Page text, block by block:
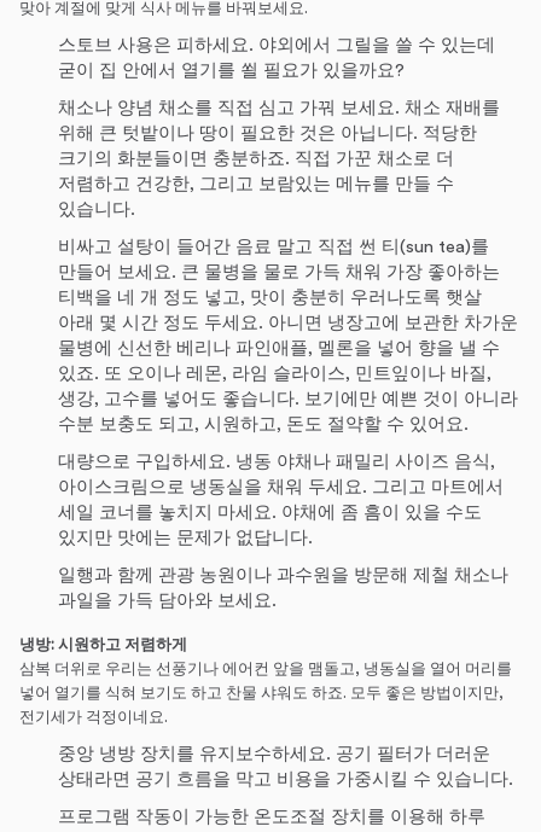
맞아 계절에 맞게 식사 메뉴를 바꿔보세요.
스토브 사용은 피하세요. 야외에서 그릴을 쓸 수 있는데
굳이 집 안에서 열기를 쐴 필요가 있을까요?
채소나 양념 채소를 직접 심고 가꿔 보세요. 채소 재배를
위해 큰 텃밭이나 땅이 필요한 것은 아닙니다. 적당한
크기의 화분들이면 충분하죠. 직접 가꾼 채소로 더
저렴하고 건강한, 그리고 보람있는 메뉴를 만들 수
있습니다.
비싸고 설탕이 들어간 음료 말고 직접 썬 티(sun tea)를
만들어 보세요. 큰 물병을 물로 가득 채워 가장 좋아하는
티백을 네 개 정도 넣고, 맛이 충분히 우러나도록 햇살
아래 몇 시간 정도 두세요. 아니면 냉장고에 보관한 차가운
물병에 신선한 베리나 파인애플, 멜론을 넣어 향을 낼 수
있죠. 또 오이나 레몬, 라임 슬라이스, 민트잎이나 바질,
생강, 고수를 넣어도 좋습니다. 보기에만 예쁜 것이 아니라
수분 보충도 되고, 시원하고, 돈도 절약할 수 있어요.
대량으로 구입하세요. 냉동 야채나 패밀리 사이즈 음식,
아이스크림으로 냉동실을 채워 두세요. 그리고 마트에서
세일 코너를 놓치지 마세요. 야채에 좀 흠이 있을 수도
있지만 맛에는 문제가 없답니다.
일행과 함께 관광 농원이나 과수원을 방문해 제철 채소나
과일을 가득 담아와 보세요.
냉방: 시원하고 저렴하게
삼복 더위로 우리는 선풍기나 에어컨 앞을 맴돌고, 냉동실을 열어 머리를
넣어 열기를 식혀 보기도 하고 찬물 샤워도 하죠. 모두 좋은 방법이지만,
전기세가 걱정이네요.
중앙 냉방 장치를 유지보수하세요. 공기 필터가 더러운
상태라면 공기 흐름을 막고 비용을 가중시킬 수 있습니다.
프로그램 작동이 가능한 온도조절 장치를 이용해 하루